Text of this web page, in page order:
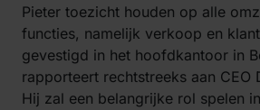
Pieter toezicht houden op alle
functies, namelijk verkoop en
gevestigd in het hoofdkantoor in
rapporteert rechtstreeks aan CEO
Hij zal een belangrijke rol spelen